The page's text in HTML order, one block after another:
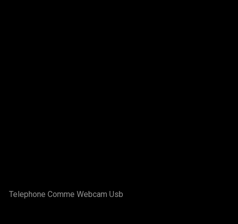
Telephone Comme Webcam Usb